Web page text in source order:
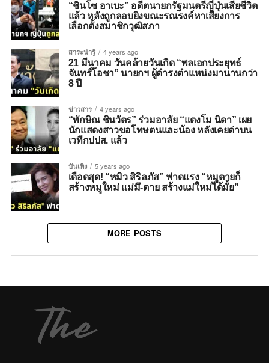
“ชินโซ อาเบะ” อดีตนายกรัฐมนตรีญี่ปุ่นเสียชีวิต
แล้ว หลังถูกลอบยิงขณะรณรงค์หาเสียงการ
เลือกตั้งสมาชิกวุฒิสภา
สาระน่ารู้ 4 years ago
21 มีนาคม วันคล้ายวันเกิด “พลเอกประยุทธ์
จันทร์โอชา” นายกฯ ผู้ดำรงตำแหน่งมานานกว่า
8 ปี
ข่าวสาร 4 years ago
“ทักษิณ ชินวัตร” ร่วมอาลัย “แตงโม นิดา” เผย
นักแสดงสาวขอโทษตนและน้อง หลังเคยด่าบน
เวทีกปปส. แล้ว
บันเทิง 5 years ago
เดือดสุด! “หมิว สิริลภัส” ฟาดแรง “หมูตายก็
สร้างหมูใหม่ แม่มึ-ตาย สร้างแม่ใหม่ได้มั้ย”
MORE POSTS